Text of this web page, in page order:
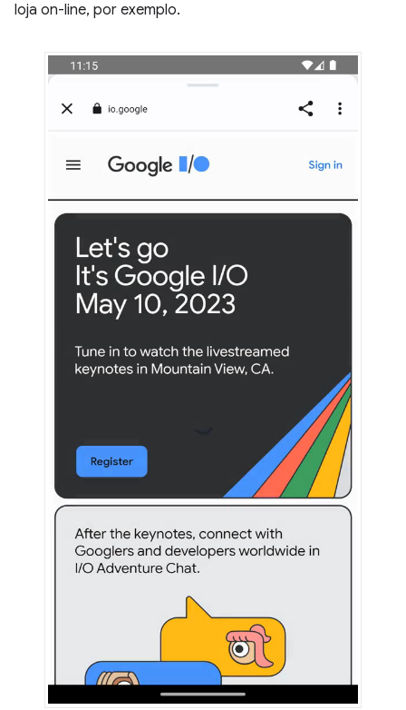
loja on-line, por exemplo.